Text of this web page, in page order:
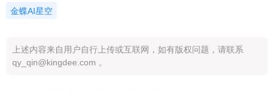
金蝶AI星空
上述内容来自用户自行上传或互联网，如有版权问题，请联系
qy_qin@kingdee.com 。